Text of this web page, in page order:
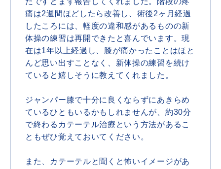
痛は2週間ほどしたら改善し、術後2ヶ月経過
したころには、軽度の違和感があるものの新
体操の練習は再開できたと喜んでいます。現
在は1年以上経過し、膝が痛かったことはほと
んど思い出すことなく、新体操の練習を続け
ていると嬉しそうに教えてくれました。
ジャンパー膝で十分に良くならずにあきらめ
ているひともいるかもしれませんが、約30分
で終わるカテーテル治療という方法があるこ
ともぜひ覚えておいてください。
また、カテーテルと聞くと怖いイメージがあ